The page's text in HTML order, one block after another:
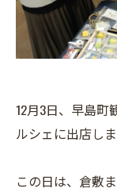
12月3日、早島町
ルシェに出店しま
この日は、倉敷